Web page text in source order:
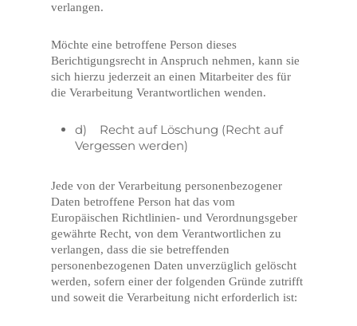
verlangen.
Möchte eine betroffene Person dieses
Berichtigungsrecht in Anspruch nehmen, kann sie
sich hierzu jederzeit an einen Mitarbeiter des für
die Verarbeitung Verantwortlichen wenden.
d) Recht auf Löschung (Recht auf
Vergessen werden)
Jede von der Verarbeitung personenbezogener
Daten betroffene Person hat das vom
Europäischen Richtlinien- und Verordnungsgeber
gewährte Recht, von dem Verantwortlichen zu
verlangen, dass die sie betreffenden
personenbezogenen Daten unverzüglich gelöscht
werden, sofern einer der folgenden Gründe zutrifft
und soweit die Verarbeitung nicht erforderlich ist: